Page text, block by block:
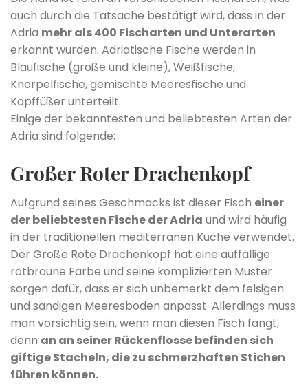
auch durch die Tatsache bestätigt wird, dass in der
Adria mehr als 400 Fischarten und Unterarten
erkannt wurden. Adriatische Fische werden in
Blaufische (große und kleine), Weißfische,
Knorpelfische, gemischte Meeresfische und
Kopffüßer unterteilt.
Einige der bekanntesten und beliebtesten Arten der
Adria sind folgende:
Großer Roter Drachenkopf
Aufgrund seines Geschmacks ist dieser Fisch einer
der beliebtesten Fische der Adria und wird häufig
in der traditionellen mediterranen Küche verwendet.
Der Große Rote Drachenkopf hat eine auffällige
rotbraune Farbe und seine komplizierten Muster
sorgen dafür, dass er sich unbemerkt dem felsigen
und sandigen Meeresboden anpasst. Allerdings muss
man vorsichtig sein, wenn man diesen Fisch fängt,
denn an an seiner Rückenflosse befinden sich
giftige Stacheln, die zu schmerzhaften Stichen
führen können.